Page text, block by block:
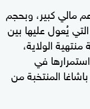
مالي كبير، وبحجم
يُعول عليها بين
الولاية،
في
المنتخبة من